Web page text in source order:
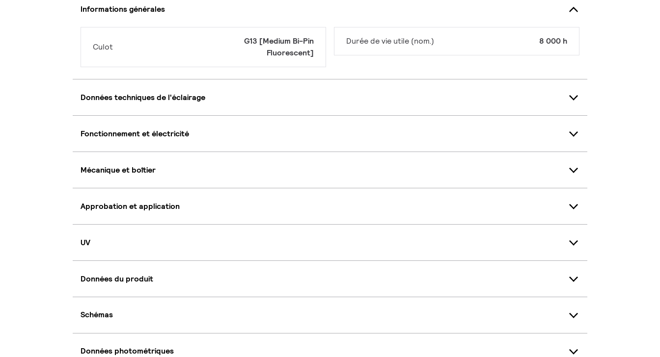
Informations générales
Culot
G13 [Medium Bi-Pin
Fluorescent]
Durée de vie utile (nom.) 8 000 h
Données techniques de l'éclairage
Fonctionnement et électricité
Mécanique et boîtier
Approbation et application
UV
Données du produit
Schémas
Données photométriques